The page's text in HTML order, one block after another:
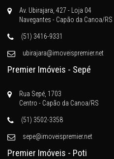
Av. Ubirajara, 427 - Loja 04
Navegantes - Capão da Canoa/RS
(51) 3416-9331
ubirajara@imoveispremier.net
Premier Imóveis - Sepé
Rua Sepé, 1703
Centro - Capão da Canoa/RS
(51) 3502-3358
sepe@imoveispremier.net
Premier Imóveis - Poti